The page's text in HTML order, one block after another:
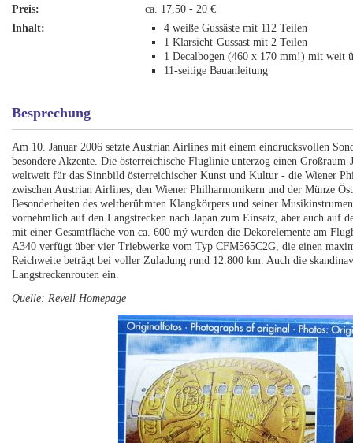
Preis:
ca. 17,50 - 20 €
Inhalt:
4 weiße Gussäste mit 112 Teilen
1 Klarsicht-Gussast mit 2 Teilen
1 Decalbogen (460 x 170 mm!) mit weit
11-seitige Bauanleitung
Besprechung
Am 10. Januar 2006 setzte Austrian Airlines mit einem eindrucksvollen
besondere Akzente. Die österreichische Fluglinie unterzog einen
weltweit für das Sinnbild österreichischer Kunst und Kultur - die Wiener
zwischen Austrian Airlines, den Wiener Philharmonikern und der Münze
Besonderheiten des weltberühmten Klangkörpers und seiner
vornehmlich auf den Langstrecken nach Japan zum Einsatz, aber auch auf
mit einer Gesamtfläche von ca. 600 mý wurden die Dekorelemente am
A340 verfügt über vier Triebwerke vom Typ CFM565C2G, die einen
Reichweite beträgt bei voller Zuladung rund 12.800 km. Auch die
Langstreckenrouten ein.
Quelle: Revell Homepage